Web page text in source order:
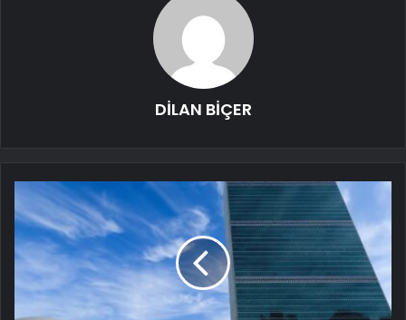
DİLAN BİÇER